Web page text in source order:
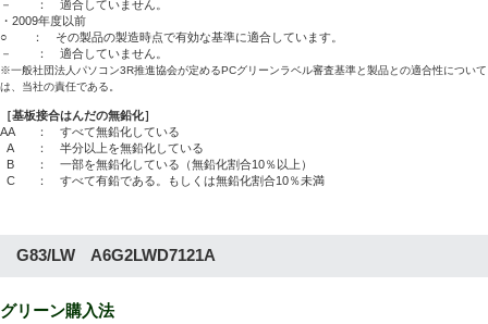
－ ： 適合していません。
・2009年度以前
○ ： その製品の製造時点で有効な基準に適合しています。
－ ： 適合していません。
※一般社団法人パソコン3R推進協会が定めるPCグリーンラベル審査基準と製品との適合性について
は、当社の責任である。
［基板接合はんだの無鉛化］
AA
： すべて無鉛化している
A
： 半分以上を無鉛化している
B
： 一部を無鉛化している（無鉛化割合10％以上）
C
： すべて有鉛である。もしくは無鉛化割合10％未満
G83/LW A6G2LWD7121A
グリーン購入法